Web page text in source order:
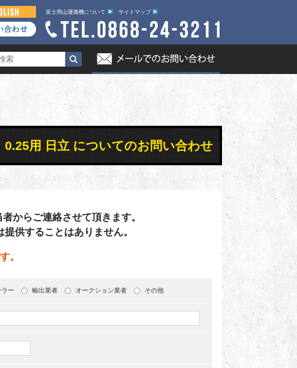
富士岡山運搬機について サイトマップ
用 日立 についてのお問い合わせ
からご連絡させて頂きます。
供することはありません。
。
ー 輸出業者 オークション業者 その他